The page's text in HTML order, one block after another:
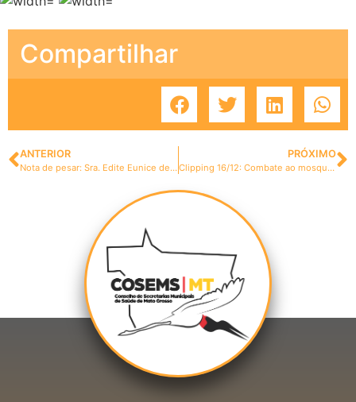
Compartilhar
ANTERIOR
Nota de pesar: Sra. Edite Eunice de Souza
PRÓXIMO
Clipping 16/12: Combate ao mosquito, dezembro vermelho, confraternizações e muito mais